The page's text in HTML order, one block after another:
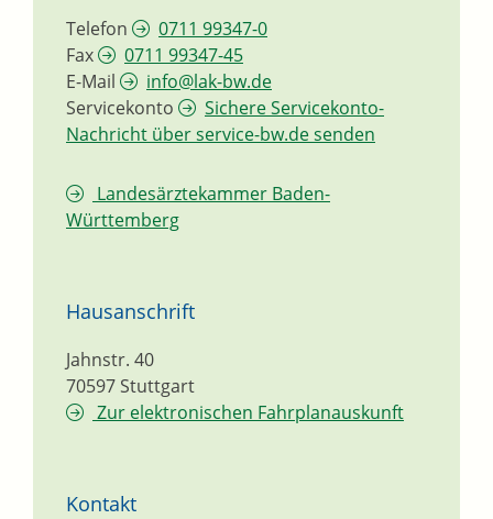
Telefon
0711 99347-0
Fax
0711 99347-45
E-Mail
info@lak-bw.de
Servicekonto
Sichere Servicekonto-
Nachricht über service-bw.de senden
Landesärztekammer Baden-
Württemberg
Hausanschrift
Jahnstr. 40
70597Stuttgart
Zur elektronischen Fahrplanauskunft
Kontakt